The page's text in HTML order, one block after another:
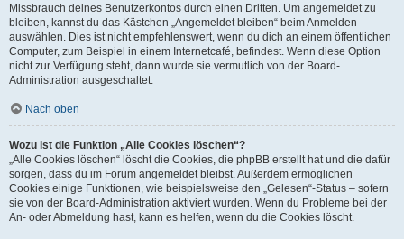
Missbrauch deines Benutzerkontos durch einen Dritten. Um angemeldet zu
bleiben, kannst du das Kästchen „Angemeldet bleiben“ beim Anmelden
auswählen. Dies ist nicht empfehlenswert, wenn du dich an einem öffentlichen
Computer, zum Beispiel in einem Internetcafé, befindest. Wenn diese Option
nicht zur Verfügung steht, dann wurde sie vermutlich von der Board-
Administration ausgeschaltet.
Nach oben
Wozu ist die Funktion „Alle Cookies löschen“?
„Alle Cookies löschen“ löscht die Cookies, die phpBB erstellt hat und die dafür
sorgen, dass du im Forum angemeldet bleibst. Außerdem ermöglichen
Cookies einige Funktionen, wie beispielsweise den „Gelesen“-Status – sofern
sie von der Board-Administration aktiviert wurden. Wenn du Probleme bei der
An- oder Abmeldung hast, kann es helfen, wenn du die Cookies löscht.